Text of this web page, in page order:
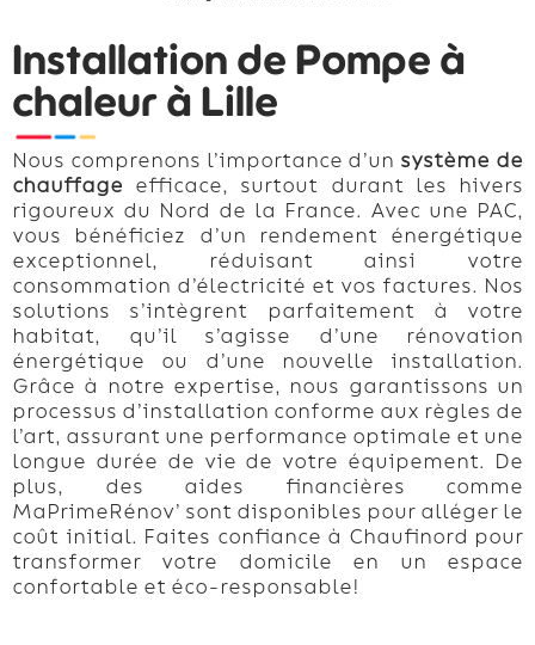
Installation de Pompe à
chaleur à Lille
Nous comprenons l’importance d’un système de
chauffage efficace, surtout durant les hivers
rigoureux du Nord de la France. Avec une PAC,
vous bénéficiez d’un rendement énergétique
exceptionnel, réduisant ainsi votre
consommation d’électricité et vos factures. Nos
solutions s’intègrent parfaitement à votre
habitat, qu’il s’agisse d’une rénovation
énergétique ou d’une nouvelle installation.
Grâce à notre expertise, nous garantissons un
processus d’installation conforme aux règles de
l’art, assurant une performance optimale et une
longue durée de vie de votre équipement. De
plus, des aides financières comme
MaPrimeRénov’ sont disponibles pour alléger le
coût initial. Faites confiance à Chaufinord pour
transformer votre domicile en un espace
confortable et éco-responsable!